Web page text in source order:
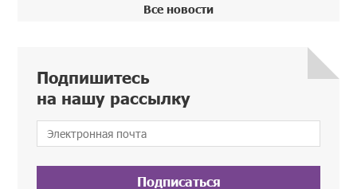
Все новости
Подпишитесь
на нашу рассылку
Подписаться